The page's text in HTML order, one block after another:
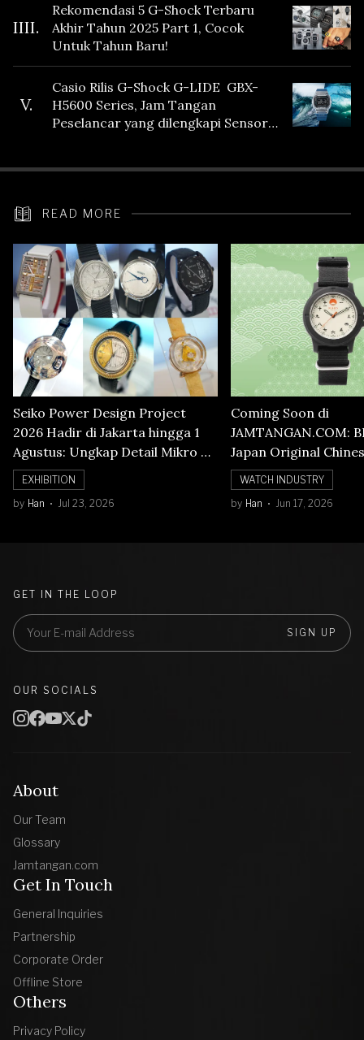
IIII.
Rekomendasi 5 G-Shock Terbaru
Akhir Tahun 2025 Part 1, Cocok
Untuk Tahun Baru!
V.
Casio Rilis G-Shock G-LIDE GBX-
H5600 Series, Jam Tangan
Peselancar yang dilengkapi Sensor
READ MORE
Seiko Power Design Project
2026 Hadir di Jakarta hingga 1
Agustus: Ungkap Detail Mikro di
Balik Seni Watchmaking
EXHIBITION
by Han Jul 23, 2026
Coming Soon di
JAMTANGAN.COM:
Japan Original
Numerals Watch
WATCH INDUSTRY
by Han Jun 17, 2026
About
Our Team
Glossary
Jamtangan.com
Get In Touch
General Inquiries
Partnership
Corporate Order
Offline Store
Others
Privacy Policy
GET IN THE LOOP
SIGN UP
OUR SOCIALS